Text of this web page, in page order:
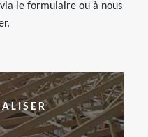
le formulaire ou à nous